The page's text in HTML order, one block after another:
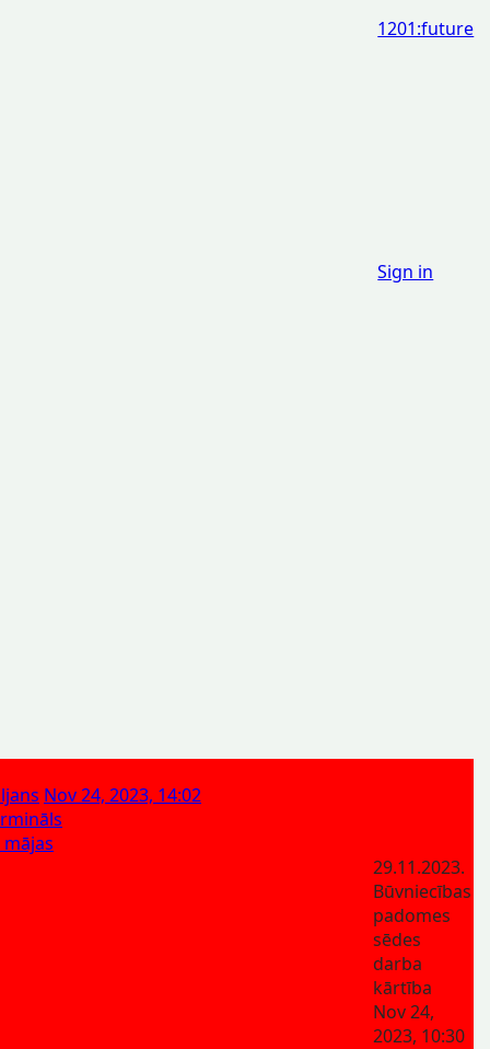
1201:future
Sign in
Nov 24, 2023, 14:02
29.11.2023.
Būvniecības
padomes
sēdes
darba
kārtība
Nov 24,
2023, 10:30